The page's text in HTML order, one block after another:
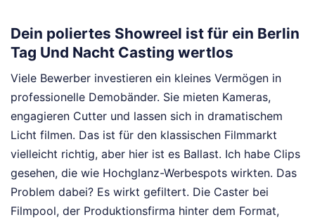
Dein poliertes Showreel ist für ein Berlin
Tag Und Nacht Casting wertlos
Viele Bewerber investieren ein kleines Vermögen in
professionelle Demobänder. Sie mieten Kameras,
engagieren Cutter und lassen sich in dramatischem
Licht filmen. Das ist für den klassischen Filmmarkt
vielleicht richtig, aber hier ist es Ballast. Ich habe Clips
gesehen, die wie Hochglanz-Werbespots wirkten. Das
Problem dabei? Es wirkt gefiltert. Die Caster bei
Filmpool, der Produktionsfirma hinter dem Format,